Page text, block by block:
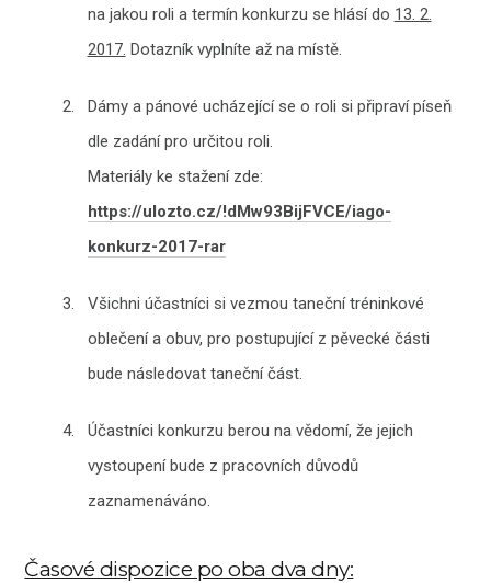
na jakou roli a termín konkurzu se hlásí do 13. 2.
2017. Dotazník vyplníte až na místě.
Dámy a pánové ucházející se o roli si připraví píseň
dle zadání pro určitou roli.
Materiály ke stažení zde:
https://ulozto.cz/!dMw93BijFVCE/iago-
konkurz-2017-rar
Všichni účastníci si vezmou taneční tréninkové
oblečení a obuv, pro postupující z pěvecké části
bude následovat taneční část.
Účastníci konkurzu berou na vědomí, že jejich
vystoupení bude z pracovních důvodů
zaznamenáváno.
Časové dispozice po oba dva dny: